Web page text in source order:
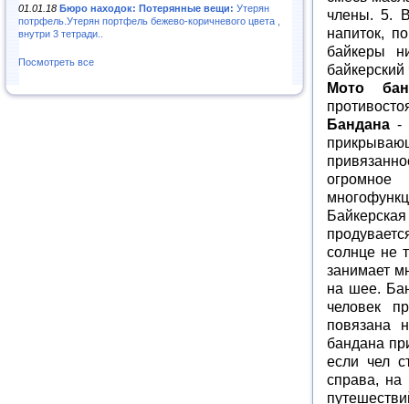
01.01.18 Бюро находок: Потерянные вещи: Утерян
потрфель.Утерян портфель бежево-коричневого цвета ,
внутри 3 тетради..
Посмотреть все
члены. 5.
напиток,
байкеры
байкерский
Мото
Бандана -
солнце не
занимает
на шее.
человек
повязана
бандана
если чел
справа, на